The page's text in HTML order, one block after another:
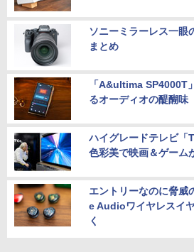
ソニーミラーレス一眼
まとめ
「A&ultima SP4000T
るオーディオの醍醐味
ハイグレードテレビ「
色彩美で映画＆ゲーム
エントリーなのに脅
e Audioワイヤレスイ
く